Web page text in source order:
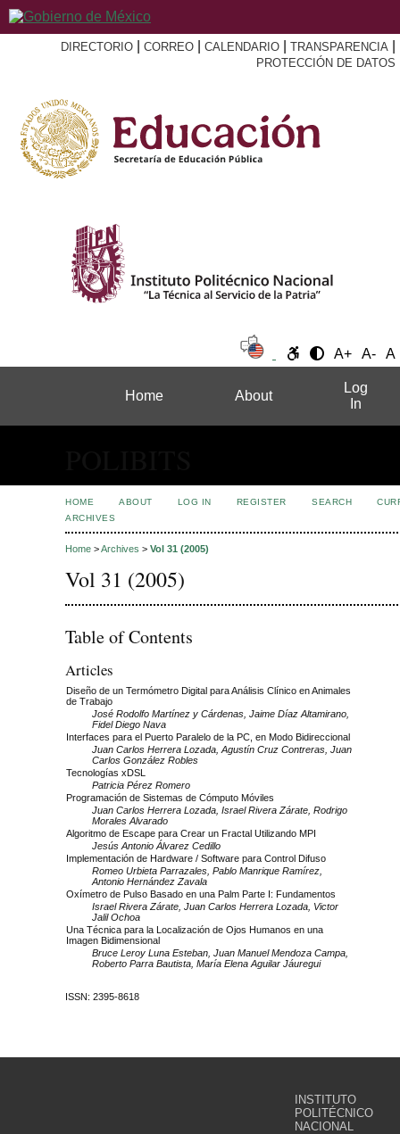
DIRECTORIO CORREO CALENDARIO TRANSPARENCIA
PROTECCIÓN DE DATOS
A+ A- A
Home About
Log
In
HOME ABOUT LOG IN REGISTER SEARCH
ARCHIVES
Home >Archives > Vol 31 (2005)
Vol 31 (2005)
Table of Contents
Articles
Diseño de un Termómetro Digital para Análisis Clínico en Animales
de Trabajo
José Rodolfo Martínez y Cárdenas, Jaime Díaz Altamirano,
Fidel Diego Nava
Interfaces para el Puerto Paralelo de la PC, en Modo Bidireccional
Juan Carlos Herrera Lozada, Agustín Cruz Contreras, Juan
Carlos González Robles
Tecnologías xDSL
Patricia Pérez Romero
Programación de Sistemas de Cómputo Móviles
Juan Carlos Herrera Lozada, Israel Rivera Zárate, Rodrigo
Morales Alvarado
Algoritmo de Escape para Crear un Fractal Utilizando MPI
Jesús Antonio Álvarez Cedillo
Implementación de Hardware / Software para Control Difuso
Romeo Urbieta Parrazales, Pablo Manrique Ramírez,
Antonio Hernández Zavala
Oxímetro de Pulso Basado en una Palm Parte I: Fundamentos
Israel Rivera Zárate, Juan Carlos Herrera Lozada, Victor
Jalil Ochoa
Una Técnica para la Localización de Ojos Humanos en una
Imagen Bidimensional
Bruce Leroy Luna Esteban, Juan Manuel Mendoza Campa,
Roberto Parra Bautista, María Elena Aguilar Jáuregui
ISSN: 2395-8618
INSTITUTO
POLITÉCNICO
NACIONAL